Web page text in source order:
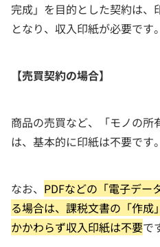
完成」を目的とした契約は、
となり、収入印紙が必要です。
【売買契約の場合】
商品の売買など、「モノの所
は、基本的に印紙は不要です。
なお、 PDFなどの「電子デー
る場合は、課税文書の「作
かかわらず収入印紙は不要で